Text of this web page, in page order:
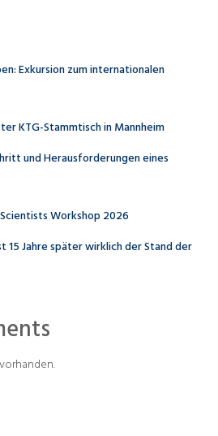
Exkursion zum internationalen
KTG-Stammtisch in Mannheim
und Herausforderungen eines
Workshop 2026
15 Jahre später wirklich der Stand der